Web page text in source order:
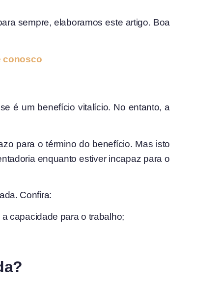
sempre, elaboramos este artigo. Boa
conosco
é um benefício vitalício. No entanto, a
para o término do benefício. Mas isto
enquanto estiver incapaz para o
Confira:
capacidade para o trabalho;